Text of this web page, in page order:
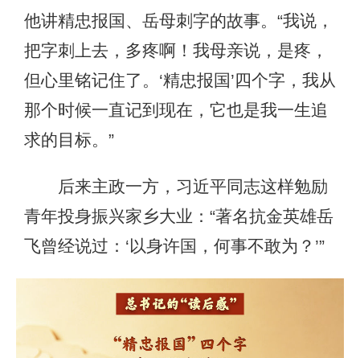
他讲精忠报国、岳母刺字的故事。“我说，
把字刺上去，多疼啊！我母亲说，是疼，
但心里铭记住了。‘精忠报国’四个字，我从
那个时候一直记到现在，它也是我一生追
求的目标。”
后来主政一方，习近平同志这样勉励
青年投身振兴家乡大业：“著名抗金英雄岳
飞曾经说过：‘以身许国，何事不敢为？’”